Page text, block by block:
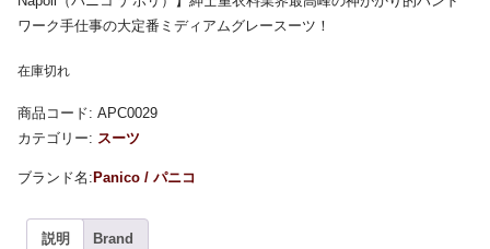
ワーク手仕事の大定番ミディアムグレースーツ！
在庫切れ
商品コード: APC0029
カテゴリー: スーツ
Panico / パニコ
説明 Brand